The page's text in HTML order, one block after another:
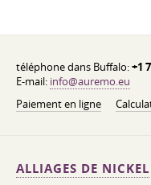
téléphone dans Buffalo:+1
E-mail: info@auremo.eu
Paiement en ligne
ALLIAGES DE NICKEL